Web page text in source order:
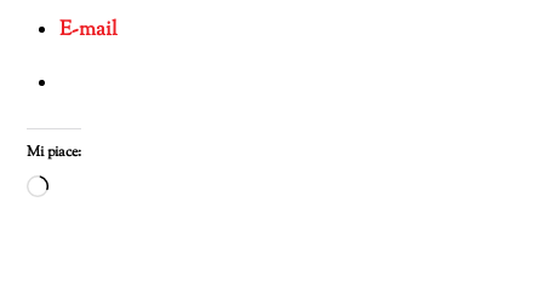
E-mail
Mi piace:
Caricamento